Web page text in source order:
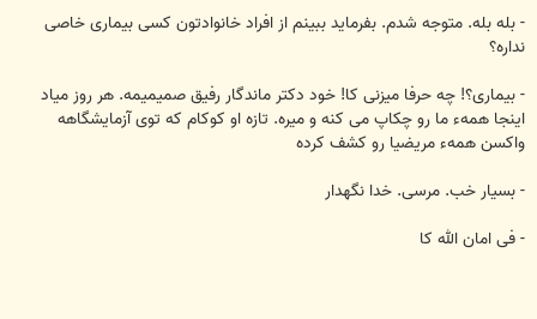
- بله بله. متوجه شدم. بفرمايد ببينم از افراد خانوادتون كسی بيماری خاصی
نداره؟
- بيماری؟! چه حرفا ميزنی كا! خود دكتر ماندگار رفيق صميميمه. هر روز مياد
اينجا همهء ما رو چكاپ می كنه و ميره. تازه او كوكام كه توی آزمايشگاهه
واكسن همهء مريضيا رو كشف كرده
- بسيار خب. مرسی. خدا نگهدار
- فی امان الله كا